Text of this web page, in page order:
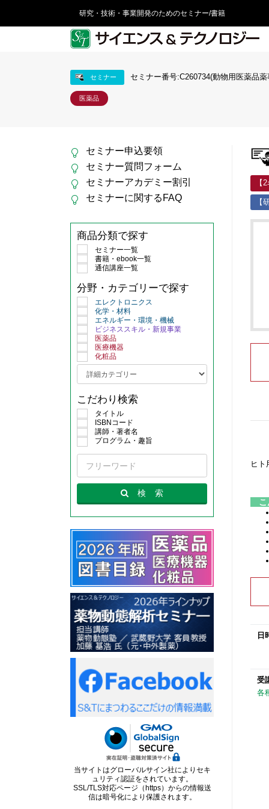
研究・技術・事業開発のためのセミナー/書籍
セミナー セミナー番号:C260734(動物用医薬品
医薬品
【
【
ヒト
こ
日
受
各
セミナー申込要領
セミナー質問フォーム
セミナーアカデミー割引
セミナーに関するFAQ
商品分類で探す
セミナー一覧
書籍・ebook一覧
通信講座一覧
分野・カテゴリーで探す
エレクトロニクス
化学・材料
エネルギー・環境・機械
ビジネススキル・新規事業
医薬品
医療機器
化粧品
こだわり検索
タイトル
ISBNコード
講師・著者名
プログラム・趣旨
検 索
当サイトはグローバルサイン社によりセキ
ュリティ認証をされています。
SSL/TLS対応ページ（https）からの情報送
信は暗号化により保護されます。